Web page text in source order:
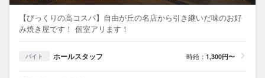
【びっくりの高コスパ】自由が丘の名店から引き継いだ味のお好
み焼き屋です！ 個室アリます！
バイト ホールスタッフ 時給： 1,300円〜